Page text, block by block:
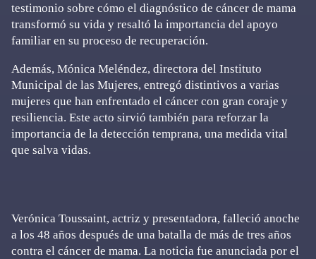
testimonio sobre cómo el diagnóstico de cáncer de mama
transformó su vida y resaltó la importancia del apoyo
familiar en su proceso de recuperación.
Además, Mónica Meléndez, directora del Instituto
Municipal de las Mujeres, entregó distintivos a varias
mujeres que han enfrentado el cáncer con gran coraje y
resiliencia. Este acto sirvió también para reforzar la
importancia de la detección temprana, una medida vital
que salva vidas.
Verónica Toussaint, actriz y presentadora, falleció anoche
a los 48 años después de una batalla de más de tres años
contra el cáncer de mama. La noticia fue anunciada por el